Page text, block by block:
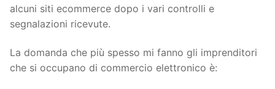
alcuni siti ecommerce dopo i vari controlli e
segnalazioni ricevute.
La domanda che più spesso mi fanno gli imprenditori
che si occupano di commercio elettronico è: